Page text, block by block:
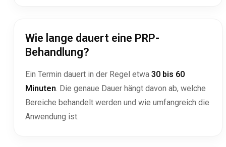
Wie lange dauert eine PRP-
Behandlung?
Ein Termin dauert in der Regel etwa 30 bis 60
Minuten. Die genaue Dauer hängt davon ab, welche
Bereiche behandelt werden und wie umfangreich die
Anwendung ist.